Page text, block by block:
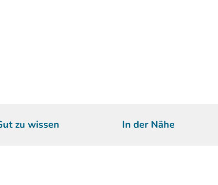
zu wissen In der Nähe